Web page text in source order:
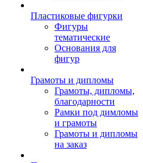
Пластиковые фигурки
Фигуры
тематические
Основания для
фигур
Грамоты и дипломы
Грамоты, дипломы,
благодарности
Рамки под димломы
и грамоты
Грамоты и дипломы
на заказ